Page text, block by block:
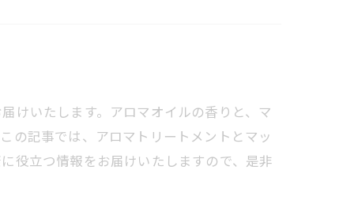
けいたします。アロマオイルの香りと、マ
の記事では、アロマトリートメントとマッ
役立つ情報をお届けいたしますので、是非